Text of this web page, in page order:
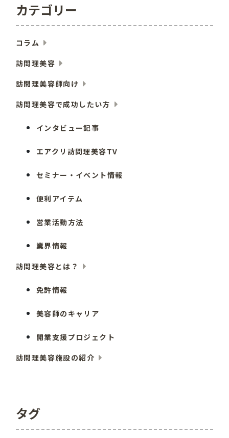
カテゴリー
コラム
訪問理美容
訪問理美容師向け
訪問理美容で成功したい方
インタビュー記事
エアクリ訪問理美容TV
セミナー・イベント情報
便利アイテム
営業活動方法
業界情報
訪問理美容とは？
免許情報
美容師のキャリア
開業支援プロジェクト
訪問理美容施設の紹介
タグ